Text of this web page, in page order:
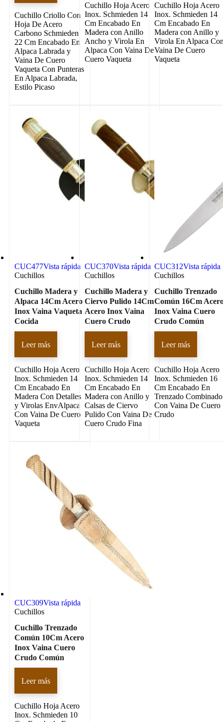
Cuchillo Criollo Con
Hoja De Acero
Carbono Schmieden
22 Cm Encabado En
Alpaca Labrada y
Vaina De Cuero
Vaqueta Con Punteras
En Alpaca Labrada,
Estilo Picaso
Cuchillo Hoja Acero
Inox. Schmieden 14
Cm Encabado En
Madera con Anillo
Ancho y Virola En
Alpaca Con Vaina De
Cuero Vaqueta
Cuchillo Hoja Acero
Inox. Schmieden 14
Cm Encabado En
Madera con Anillo y
Virola En Alpaca
Vaina De Cuero
Vaqueta
CUC477Vista rápida
Cuchillos
Cuchillo Madera y
Alpaca 14Cm Acero
Inox Vaina Vaqueta
Cocida
Leer más
Cuchillo Hoja Acero
Inox. Schmieden 14
Cm Encabado En
Madera Con Detalles
y Virolas EnvAlpaca
Con Vaina De Cuero
Vaqueta
CUC370Vista rápida
Cuchillos
Cuchillo Madera y
Ciervo Pulido 14Cm
Acero Inox Vaina
Cuero Crudo
Leer más
Cuchillo Hoja Acero
Inox. Schmieden 14
Cm Encabado En
Madera con Anillo y
Calsas de Ciervo
Pulido Con Vaina De
Cuero Crudo Fina
CUC312Vista rápida
Cuchillos
Cuchillo Trenzado
Común 16Cm
Inox Vaina Cuero
Crudo Común
Leer más
Cuchillo Hoja Acero
Inox. Schmieden 16
Cm Encabado En
Trenzado Combinado
Con Vaina De Cuero
Crudo
CUC309Vista rápida
Cuchillos
Cuchillo Trenzado
Común 10Cm Acero
Inox Vaina Cuero
Crudo Común
Leer más
Cuchillo Hoja Acero
Inox. Schmieden 10